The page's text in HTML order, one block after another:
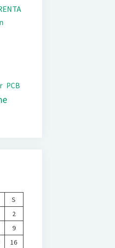
PCB
S
2
9
16